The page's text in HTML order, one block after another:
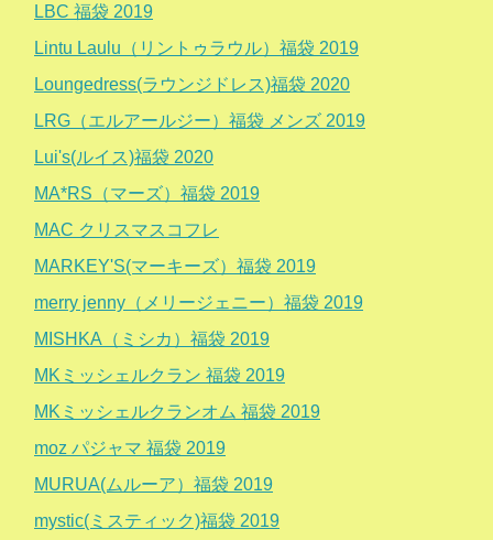
LBC 福袋 2019
Lintu Laulu（リントゥラウル）福袋 2019
Loungedress(ラウンジドレス)福袋 2020
LRG（エルアールジー）福袋 メンズ 2019
Lui's(ルイス)福袋 2020
MA*RS（マーズ）福袋 2019
MAC クリスマスコフレ
MARKEY'S(マーキーズ）福袋 2019
merry jenny（メリージェニー）福袋 2019
MISHKA（ミシカ）福袋 2019
MKミッシェルクラン 福袋 2019
MKミッシェルクランオム 福袋 2019
moz パジャマ 福袋 2019
MURUA(ムルーア）福袋 2019
mystic(ミスティック)福袋 2019